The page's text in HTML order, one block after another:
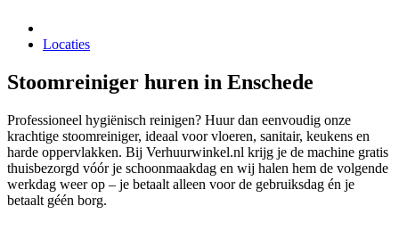
Locaties
Stoomreiniger huren in Enschede
Professioneel hygiënisch reinigen? Huur dan eenvoudig onze
krachtige stoomreiniger, ideaal voor vloeren, sanitair, keukens en
harde oppervlakken. Bij Verhuurwinkel.nl krijg je de machine gratis
thuisbezorgd vóór je schoonmaakdag en wij halen hem de volgende
werkdag weer op – je betaalt alleen voor de gebruiksdag én je
betaalt géén borg.